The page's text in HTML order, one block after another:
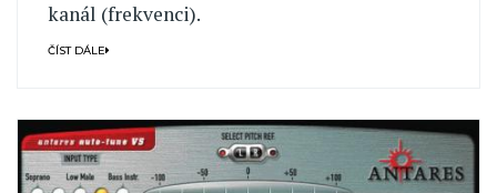
kanál (frekvenci).
ČÍST DÁLE